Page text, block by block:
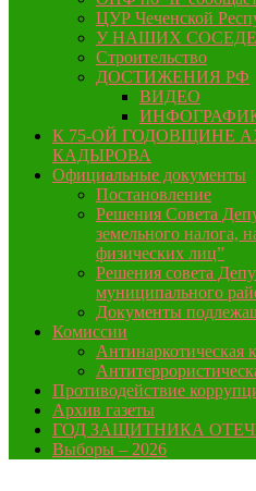
ЦУР Чеченской
У НАШИХ
Строительство
ДОСТИЖЕНИЯ РФ
ВИДЕО
К 75-ОЙ ГОДОВЩИНЕ
КАДЫРОВА
Официальные документы
Постановление
Решения Совета
земельного налога,
физических лиц”
Решения совета
муниципального
Документы
Комиссии
Антинаркотическая
Противодействие
Архив газеты
ГОД ЗАЩИТНИКА
Выборы – 2026